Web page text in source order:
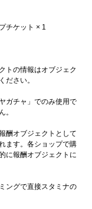
チケット × 1
トの情報はオブジェク
ださい。
ガチャ」でのみ使用で
。
酬オブジェクトとして
ます。各ショップで購
に報酬オブジェクトに
ングで直接スタミナの